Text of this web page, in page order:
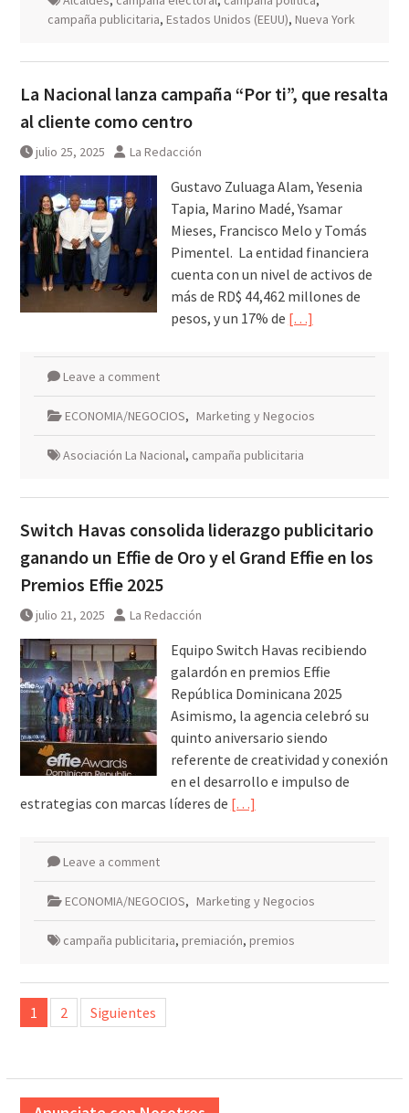
campaña publicitaria, Estados Unidos (EEUU), Nueva York
La Nacional lanza campaña “Por ti”, que resalta
al cliente como centro
julio 25, 2025 La Redacción
Gustavo Zuluaga Alam, Yesenia
Tapia, Marino Madé, Ysamar
Mieses, Francisco Melo y Tomás
Pimentel. La entidad financiera
cuenta con un nivel de activos de
más de RD$ 44,462 millones de
pesos, y un 17% de […]
Leave a comment
ECONOMIA/NEGOCIOS, Marketing y Negocios
Asociación La Nacional, campaña publicitaria
Switch Havas consolida liderazgo publicitario
ganando un Effie de Oro y el Grand Effie en los
Premios Effie 2025
julio 21, 2025 La Redacción
Equipo Switch Havas recibiendo
galardón en premios Effie
República Dominicana 2025
Asimismo, la agencia celebró su
quinto aniversario siendo
referente de creatividad y conexión
en el desarrollo e impulso de
estrategias con marcas líderes de […]
Leave a comment
ECONOMIA/NEGOCIOS, Marketing y Negocios
campaña publicitaria, premiación, premios
Paginación
de
1 2 Siguientes